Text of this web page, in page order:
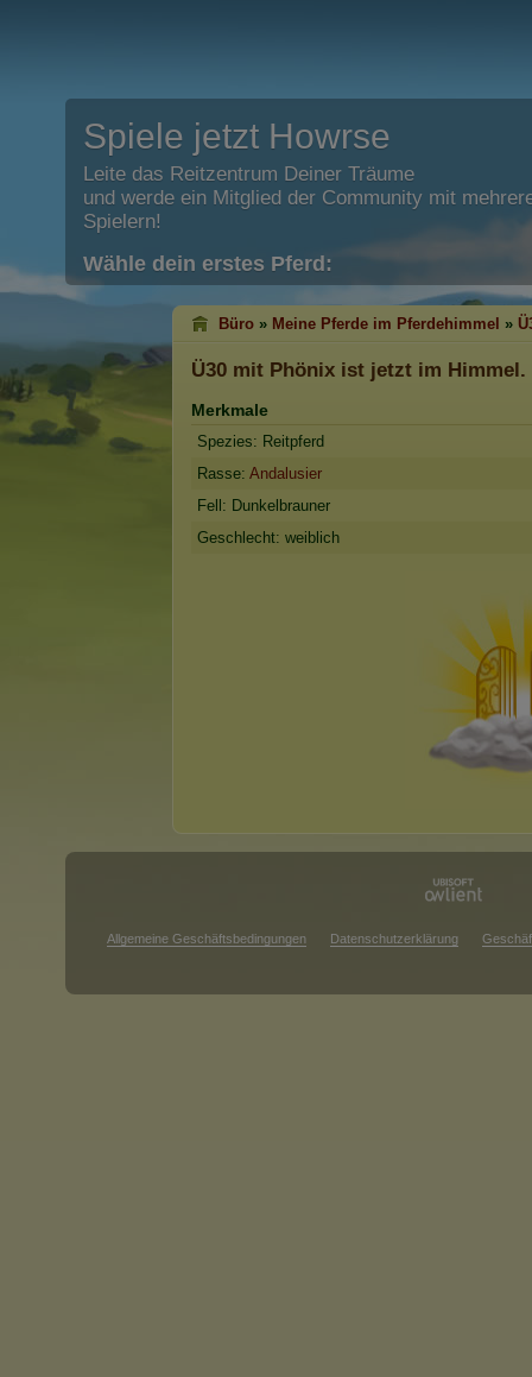
Spiele jetzt Howrse
Leite das Reitzentrum Deiner Träume
und werde ein Mitglied der Community mit
Spielern!
Wähle dein erstes Pferd:
Büro » Meine Pferde im Pferdehimmel »
Ü30 mit Phönix ist jetzt im Himmel.
Merkmale
Spezies: Reitpferd
Rasse: Andalusier
Fell: Dunkelbrauner
Geschlecht: weiblich
Allgemeine Geschäftsbedingungen Datenschutzerklärung